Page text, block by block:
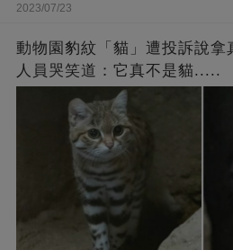
2023/07/23
動物園豹紋「貓」遭投訴說拿
人員哭笑道：它真不是貓.....